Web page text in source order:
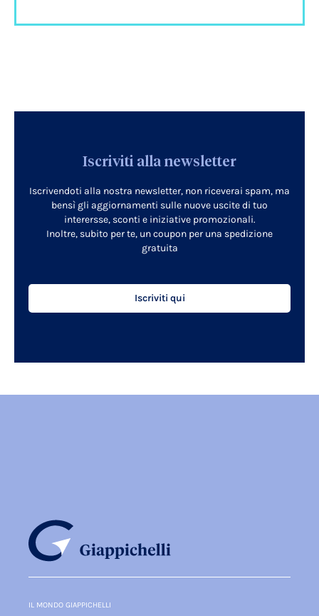
Iscriviti alla newsletter
Iscrivendoti alla nostra newsletter, non riceverai spam, ma
bensì gli aggiornamenti sulle nuove uscite di tuo
interersse, sconti e iniziative promozionali.
Inoltre, subito per te, un coupon per una spedizione
gratuita
Iscriviti qui
IL MONDO GIAPPICHELLI